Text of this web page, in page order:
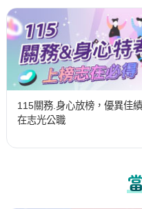
115關務.身心放榜，優異佳
在志光公職